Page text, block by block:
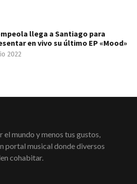
llega a Santiago para
en vivo su último EP «Mood»
2022
mundo y menos tus gustos,
portal musical donde diversos
cohabitar.